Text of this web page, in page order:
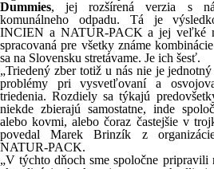
Dummies, jej rozšírená verzia s
komunálneho odpadu. Tá je
INCIEN a NATUR-PACK a jej veľké
spracovaná pre všetky známe
sa na Slovensku stretávame. Je ich šesť.
„Triedený zber totiž u nás nie je
problémy pri vysvetľovaní a
triedenia. Rozdiely sa týkajú
niekde zbierajú samostatne, inde
alebo kovmi, alebo čoraz častejšie v
povedal Marek Brinzík z
NATUR-PACK.
„V týchto dňoch sme spoločne